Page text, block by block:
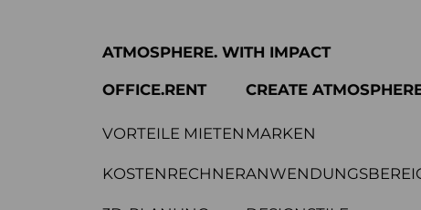
ATMOSPHERE. WITH IMPACT
OFFICE.RENT
VORTEILE MIETEN
KOSTENRECHNER
CREATE
MARKEN